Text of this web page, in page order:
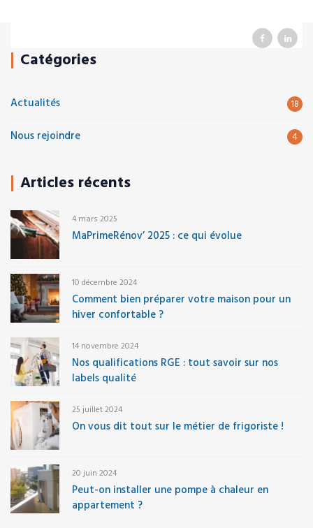
Catégories
Actualités 18
Nous rejoindre 4
Articles récents
4 mars 2025
MaPrimeRénov’ 2025 : ce qui évolue
10 décembre 2024
Comment bien préparer votre maison pour un
hiver confortable ?
14 novembre 2024
Nos qualifications RGE : tout savoir sur nos
labels qualité
25 juillet 2024
On vous dit tout sur le métier de frigoriste !
20 juin 2024
Peut-on installer une pompe à chaleur en
appartement ?